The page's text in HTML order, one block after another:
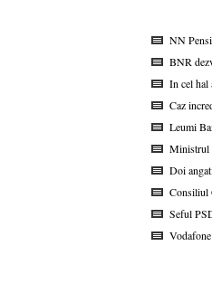
NN
BNR
In cel hal
Caz
Leumi
Ministrul
Doi
Consiliul
Seful